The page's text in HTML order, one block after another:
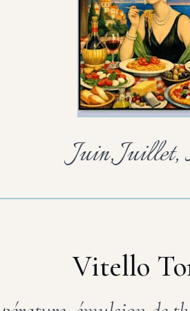
Juin,
Vitello